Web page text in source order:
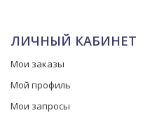
ЛИЧНЫЙ КАБИНЕТ
Мои заказы
Мой профиль
Мои запросы